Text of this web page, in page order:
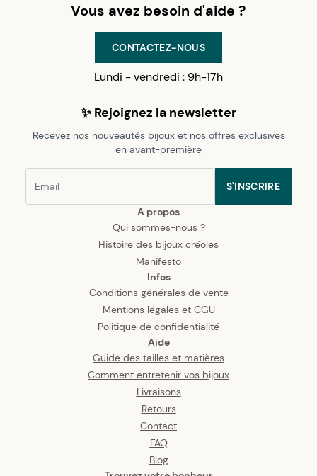
A propos
Qui sommes-nous ?
Histoire des bijoux créoles
Manifesto
Infos
Conditions générales de vente
Mentions légales et CGU
Politique de confidentialité
Aide
Guide des tailles et matières
Comment entretenir vos bijoux
Livraisons
Retours
Contact
FAQ
Blog
Vous avez besoin d'aide ?
CONTACTEZ-NOUS
Lundi - vendredi : 9h-17h
✨ Rejoignez la newsletter
Recevez nos nouveautés bijoux et nos offres exclusives
en avant-première
S'INSCRIRE